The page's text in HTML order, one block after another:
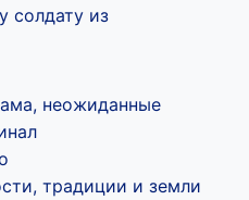
солдату из
неожиданные
традиции и земли